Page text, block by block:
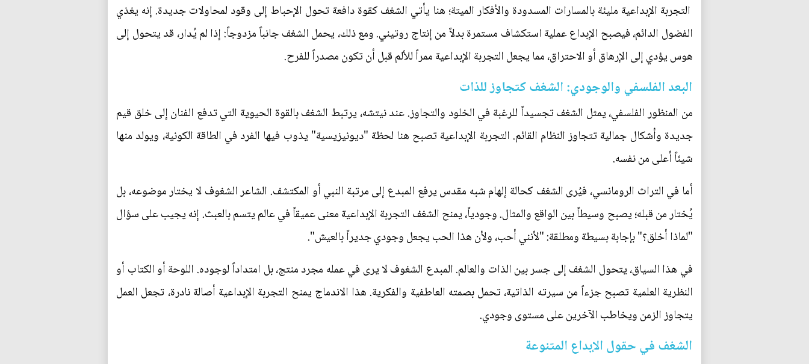
التجربة الإبداعية مليئة بالمسارات المسدودة والأفكار الميتة؛ هنا يأتي الشغف كقوة دافعة تحول الإحباط إلى وقود لمحاولات جديدة. إنه يغذي
الفضول الدائم، فيصبح الإبداع عملية استكشاف مستمرة بدلاً من إنتاج روتيني. ومع ذلك، يحمل الشغف جانباً مزدوجاً: إذا لم يُدار، قد يتحول إلى
هوس يؤدي إلى الإرهاق أو الاحتراق، مما يجعل التجربة الإبداعية ممراً للألم قبل أن تكون مصدراً للفرح.
البعد الفلسفي والوجودي: الشغف كتجاوز للذات
من المنظور الفلسفي، يمثل الشغف تجسيداً للرغبة في الخلود والتجاوز. عند نيتشه، يرتبط الشغف بالقوة الحيوية التي تدفع الفنان إلى خلق قيم
جديدة وأشكال جمالية تتجاوز النظام القائم. التجربة الإبداعية تصبح هنا لحظة "ديونيزيسية" يذوب فيها الفرد في الطاقة الكونية، ويولد منها
شيئاً أعلى من نفسه.
أما في التراث الرومانسي، فيُرى الشغف كحالة إلهام شبه مقدس يرفع المبدع إلى مرتبة النبي أو المكتشف. الشاعر الشغوف لا يختار موضوعه، بل
يُختار من قبله؛ يصبح وسيطاً بين الواقع والمثال. وجودياً، يمنح الشغف التجربة الإبداعية معنى عميقاً في عالم يتسم بالعبث. إنه يجيب على سؤال
"لماذا أخلق؟" بإجابة بسيطة ومطلقة: "لأنني أحب، ولأن هذا الحب يجعل وجودي جديراً بالعيش".
في هذا السياق، يتحول الشغف إلى جسر بين الذات والعالم. المبدع الشغوف لا يرى في عمله مجرد منتج، بل امتداداً لوجوده. اللوحة أو الكتاب أو
النظرية العلمية تصبح جزءاً من سيرته الذاتية، تحمل بصمته العاطفية والفكرية. هذا الاندماج يمنح التجربة الإبداعية أصالة نادرة، تجعل العمل
يتجاوز الزمن ويخاطب الآخرين على مستوى وجودي.
الشغف في حقول الإبداع المتنوعة